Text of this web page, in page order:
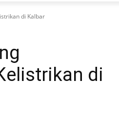
di Kalbar
di